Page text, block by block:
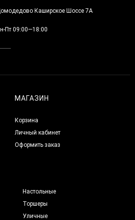
Каширское Шоссе 7А
Пт 09:00—18:00
МАГАЗИН
Корзина
Личный кабинет
Оформить заказ
Настольные
Торшеры
Уличные